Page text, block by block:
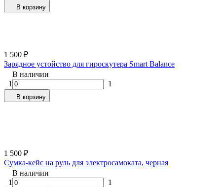
В корзину
1 500 ₽
Зарядное устойство для гироскутера Smart Balance
В наличии
1
1
В корзину
1 500 ₽
Сумка-кейс на руль для электросамоката, черная
В наличии
1
1